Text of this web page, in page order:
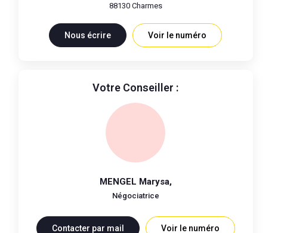
88130 Charmes
Nous écrire Voir le numéro
Votre Conseiller :
MENGEL Marysa,
Négociatrice
Contacter par mail Voir le numéro